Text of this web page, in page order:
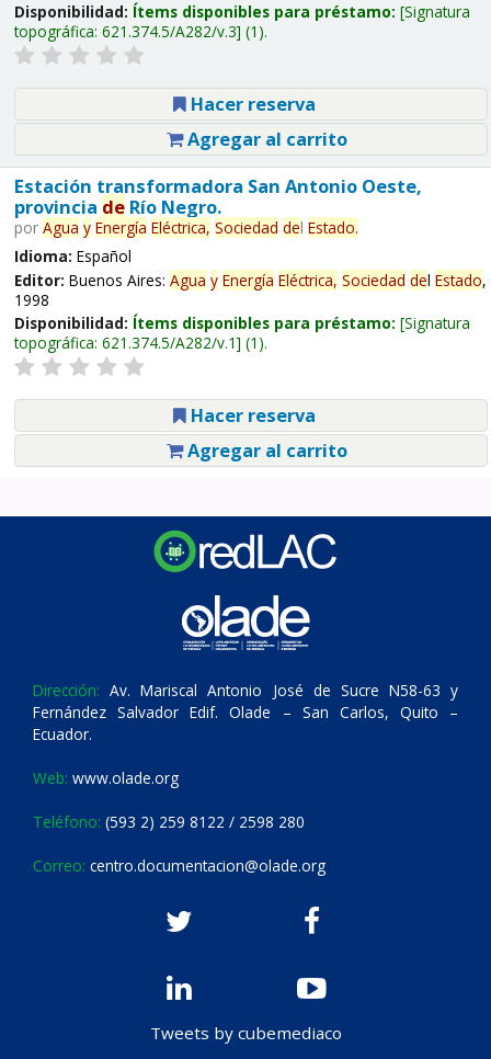
Disponibilidad: Ítems disponibles para préstamo: Signatura
topográfica: 621.374.5/A282/v.3 (1).
Hacer reserva
Agregar al carrito
Estación transformadora San Antonio Oeste,
provincia deRío Negro.
por Agua y Energía Eléctrica, Sociedad del Estado.
Idioma: Español
Editor: Buenos Aires: Agua y Energía Eléctrica, Sociedad del Estado,
1998
Disponibilidad: Ítems disponibles para préstamo: Signatura
topográfica: 621.374.5/A282/v.1 (1).
Hacer reserva
Agregar al carrito
Dirección: Av. Mariscal Antonio José de Sucre N58-63 y
Fernández Salvador Edif. Olade – San Carlos, Quito –
Ecuador.
Web: www.olade.org
Teléfono: (593 2) 259 8122 / 2598 280
Correo: centro.documentacion@olade.org
Tweets by cubemediaco